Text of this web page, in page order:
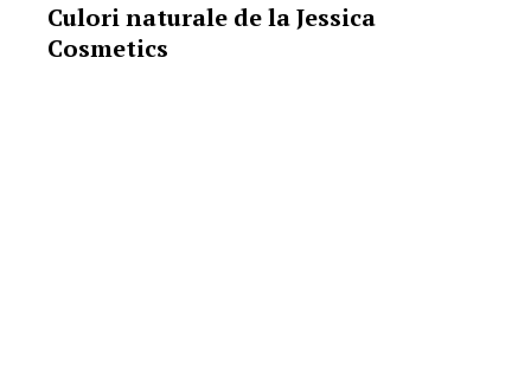
Culori naturale de la Jessica
Cosmetics